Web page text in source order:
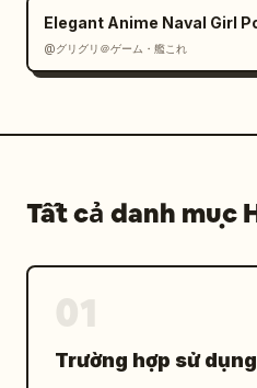
Elegant Anime Naval Girl
@グリグリ＠ゲーム・艦これ
Tất cả danh mục
Trường hợp sử dụng